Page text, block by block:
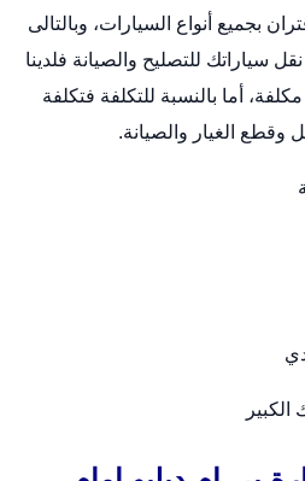
بجميع أنواع السيارات، وبالتالى
سياراتك للتصليح والصيانة فلدينا
أما بالنسبة للتكلفة فتكلفة
وقطع الغيار والصيانة.